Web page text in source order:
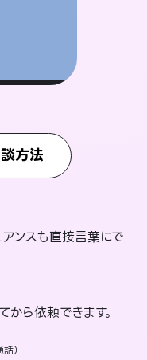
方法
ンスも直接言葉にで
から依頼できます。
）